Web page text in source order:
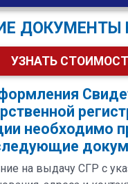
УЗНАТЬ
необходимо
на выдачу СГР с